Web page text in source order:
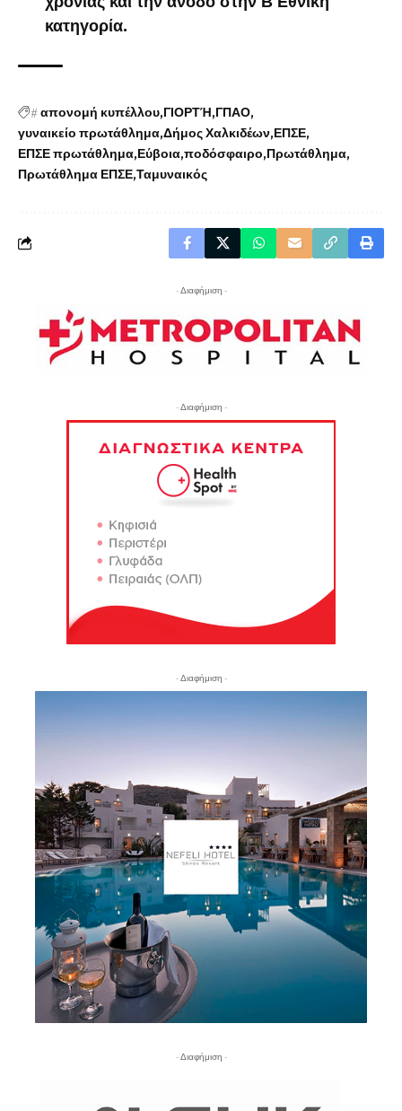
κατηγορία.
#απονομή κυπέλλου ΓΙΟΡΤΉ ΓΠΑΟ
γυναικείο πρωτάθλημα Δήμος Χαλκιδέων ΕΠΣΕ
ΕΠΣΕ πρωτάθλημα Εύβοια ποδόσφαιρο Πρωτάθλημα
Πρωτάθλημα ΕΠΣΕ Ταμυναικός
- Διαφήμιση -
- Διαφήμιση -
- Διαφήμιση -
- Διαφήμιση -